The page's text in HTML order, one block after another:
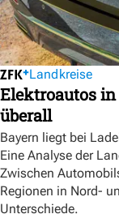
Landkreise
Elektroautos in
überall
Bayern liegt bei
Eine Analyse der
Zwischen
Regionen in Nord-
Unterschiede.